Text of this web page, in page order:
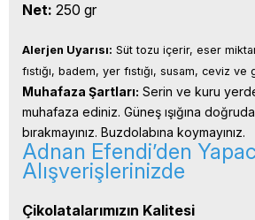
Net: 250 gr
Alerjen Uyarısı: Süt tozu içerir, eser
fıstığı, badem, yer fıstığı, susam, ceviz
Muhafaza Şartları: Serin ve kuru
muhafaza ediniz. Güneş ışığına
bırakmayınız. Buzdolabına koymayınız.
Adnan Efendi’den
Alışverişlerinizde
Çikolatalarımızın Kalitesi